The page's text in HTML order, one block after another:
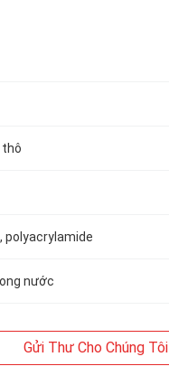
thô
polyacrylamide
nước
Gửi Thư Cho Chúng Tôi